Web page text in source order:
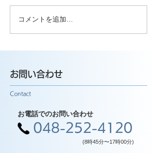
コメントを追加…
お問い合わせ
Contact
お電話でのお問い合わせ
048-252-4120
(8時45分〜17時00分)